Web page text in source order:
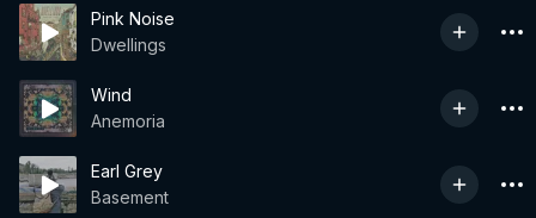
Pink Noise
Dwellings
Wind
Anemoria
Earl Grey
Basement